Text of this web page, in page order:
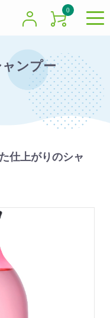
0
ンプー
仕上がりのシャ